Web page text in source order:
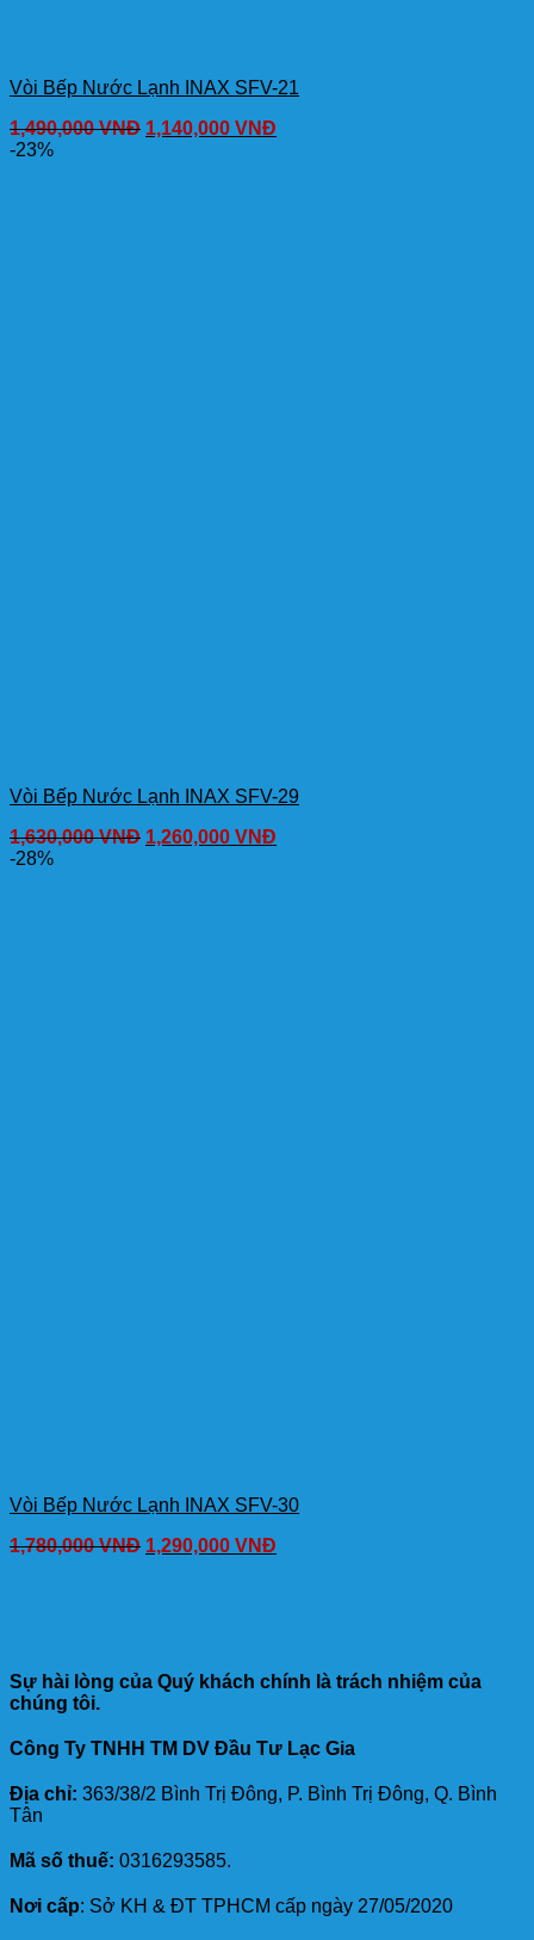
Vòi Bếp Nước Lạnh INAX SFV-21
1,490,000VNĐ 1,140,000 VNĐ
-23%
Vòi Bếp Nước Lạnh INAX SFV-29
1,630,000VNĐ 1,260,000 VNĐ
-28%
Vòi Bếp Nước Lạnh INAX SFV-30
1,780,000VNĐ 1,290,000 VNĐ
Sự hài lòng của Quý khách chính là trách nhiệm của
chúng tôi.
Công Ty TNHH TM DV Đầu Tư Lạc Gia
Địa chỉ: 363/38/2 Bình Trị Đông, P. Bình Trị Đông, Q. Bình
Tân
Mã số thuế: 0316293585.
Nơi cấp: Sở KH & ĐT TPHCM cấp ngày 27/05/2020